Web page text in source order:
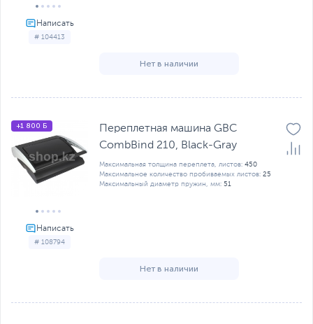
# 104413
Нет в наличии
# 108794
+1 800 Б
Переплетная машина GBC
CombBind 210, Black-Gray
Максимальная толщина переплета, листов: 450
Максимальное количество пробиваемых листов: 25
Максимальный диаметр пружин, мм: 51
Нет в наличии